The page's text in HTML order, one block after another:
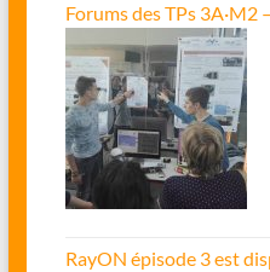
Forums des TPs
RayON épisode 3 est